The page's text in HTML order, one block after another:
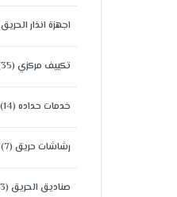
اجهزة انذار الحريق
تكييف مركزي (35)
خدمات حداده (14)
رشاشات حريق (7)
صناديق الحريق (3)